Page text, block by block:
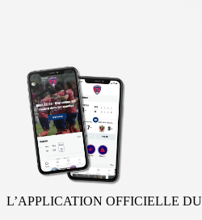
L’APPLICATION OFFICIELLE